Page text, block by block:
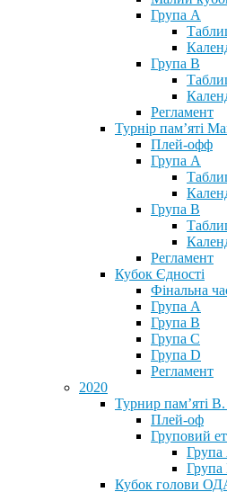
Група А
Група В
Регламент
Турнір пам’яті
Плей-офф
Група А
Група В
Регламент
Кубок Єдності
Фінальна
Група А
Група В
Група С
Група D
Регламент
2020
Турнир пам’яті
Плей-оф
Груповий
Група
Група
Кубок голови